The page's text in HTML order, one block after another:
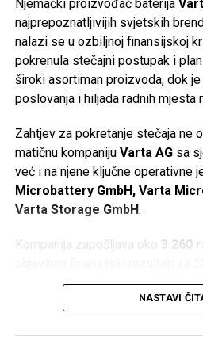
Njemački proizvođač baterija
najprepoznatljivijih svjetskih
nalazi se u ozbiljnoj finansijskoj
pokrenula stečajni postupak i
široki asortiman proizvoda, dok
poslovanja i hiljada radnih mjesta
Zahtjev za pokretanje stečaja ne
matičnu kompaniju Varta AGsa
već i na njene ključne operativne
Microbattery GmbH, Varta
Varta Storage GmbH.
Kompanija zapošljava oko 3.260
je ostvarila prihod veći od790
64,5 miliona eura.
Gubitak Applea i
NASTAVI